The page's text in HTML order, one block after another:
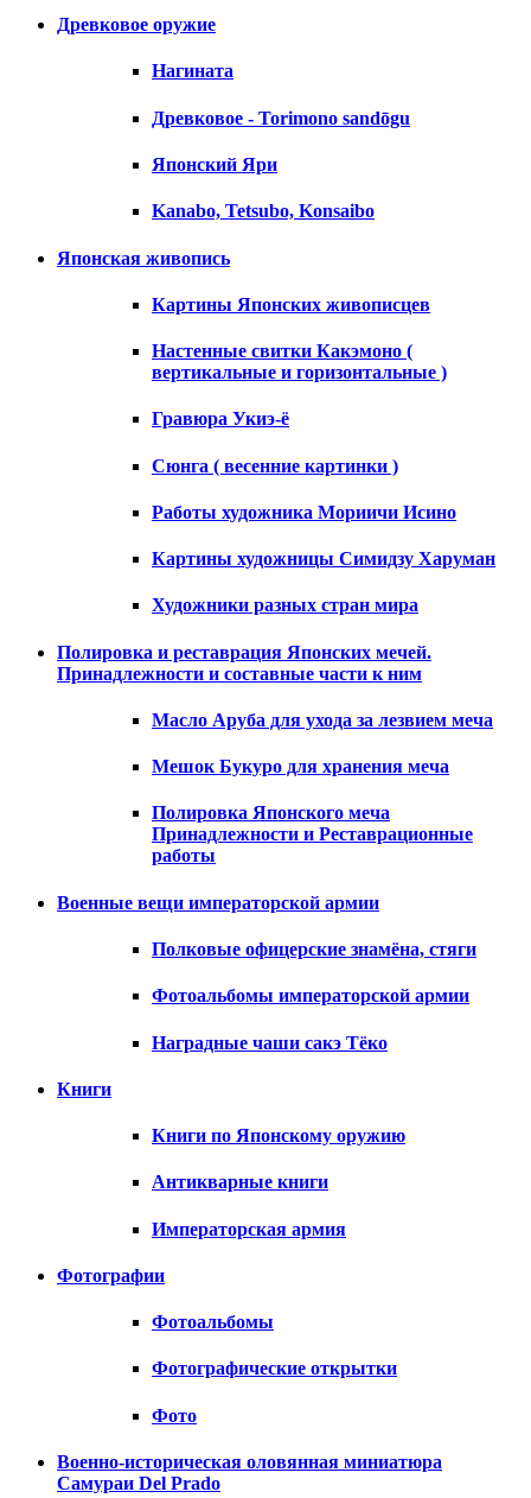
Древковое оружие
Нагината
Древковое - Torimono sandōgu
Японский Яри
Kanabo, Tetsubo, Konsaibo
Японская живопись
Картины Японских живописцев
Настенные свитки Какэмоно (
вертикальные и горизонтальные )
Гравюра Укиэ-ё
Сюнга ( весенние картинки )
Работы художника Мориичи Исино
Картины художницы Симидзу Харуман
Художники разных стран мира
Полировка и реставрация Японских мечей.
Принадлежности и составные части к ним
Масло Аруба для ухода за лезвием меча
Мешок Букуро для хранения меча
Полировка Японского меча
Принадлежности и Реставрационные
работы
Военные вещи императорской армии
Полковые офицерские знамёна, стяги
Фотоальбомы императорской армии
Наградные чаши сакэ Тёко
Книги
Книги по Японскому оружию
Антикварные книги
Императорская армия
Фотографии
Фотоальбомы
Фотографические открытки
Фото
Военно-историческая оловянная миниатюра
Самураи Del Prado